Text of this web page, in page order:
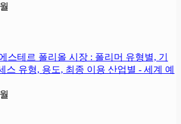
스테르 폴리올 시장 : 폴리머 유형별, 기
스 유형, 용도, 최종 이용 산업별 - 세계 예